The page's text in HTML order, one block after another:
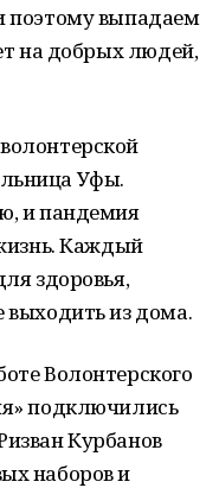
поэтому выпадаем
на добрых людей,
Уфы.
и пандемия
Каждый
здоровья,
выходить из дома.
Волонтерского
подключились
Курбанов
наборов и